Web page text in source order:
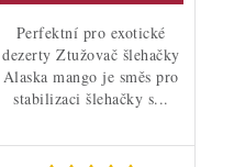
Perfektní pro exotické
dezerty Ztužovač šlehačky
Alaska mango je směs pro
stabilizaci šlehačky s...